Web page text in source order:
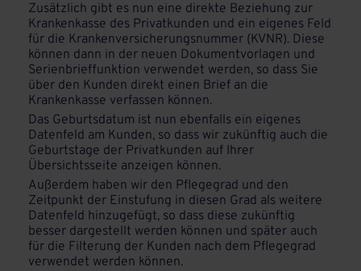
Zusätzlich gibt es nun eine direkte Beziehung zur
Krankenkasse des Privatkunden und ein eigenes Feld
für die Krankenversicherungsnummer (KVNR). Diese
können dann in der neuen Dokumentvorlagen und
Serienbrieffunktion verwendet werden, so dass Sie
über den Kunden direkt einen Brief an die
Krankenkasse verfassen können.
Das Geburtsdatum ist nun ebenfalls ein eigenes
Datenfeld am Kunden, so dass wir zukünftig auch die
Geburtstage der Privatkunden auf Ihrer
Übersichtsseite anzeigen können.
Außerdem haben wir den Pflegegrad und den
Zeitpunkt der Einstufung in diesen Grad als weitere
Datenfeld hinzugefügt, so dass diese zukünftig
besser dargestellt werden können und später auch
für die Filterung der Kunden nach dem Pflegegrad
verwendet werden können.